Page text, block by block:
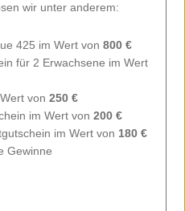
wir unter anderem:
425 im Wert von800 €
für 2 Erwachsene im Wert
von250 €
im Wert von200 €
im Wert von 180 €
Gewinne